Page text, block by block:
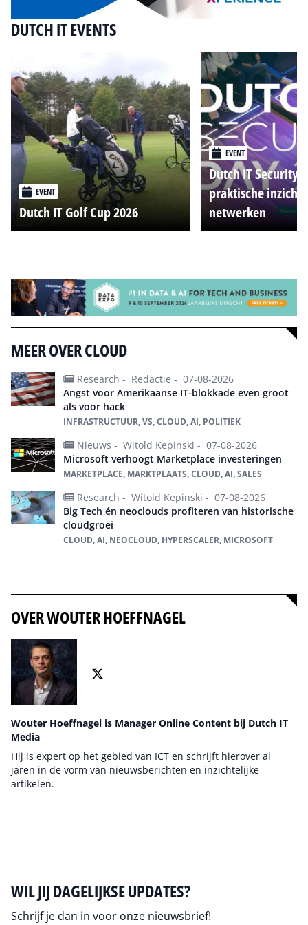
DUTCH IT EVENTS
EVENT
Dutch IT Golf Cup 2026
EVENT
Dutch IT Security
praktische
netwerken
MEER OVER CLOUD
Research - Redactie - 07-08-2026
Angst voor Amerikaanse IT-blokkade even groot
als voor hack
INFRASTRUCTUUR, VS, CLOUD, AI, POLITIEK
Nieuws - Witold Kepinski - 07-08-2026
Microsoft verhoogt Marketplace investeringen
MARKETPLACE, MARKTPLAATS, CLOUD, AI, SALES
Research - Witold Kepinski - 07-08-2026
Big Tech én neoclouds profiteren van historische
cloudgroei
CLOUD, AI, NEOCLOUD, HYPERSCALER, MICROSOFT
OVER WOUTER HOEFFNAGEL
Wouter Hoeffnagel is Manager Online Content bij Dutch IT
Media
Hij is expert op het gebied van ICT en schrijft hierover al
jaren in de vorm van nieuwsberichten en inzichtelijke
artikelen.
WIL JIJ DAGELIJKSE UPDATES?
Schrijf je dan in voor onze nieuwsbrief!